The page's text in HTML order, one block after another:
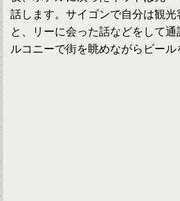
話します。サイゴンで自分は観光
と、リーに会った話などをして
ルコニーで街を眺めながらビール